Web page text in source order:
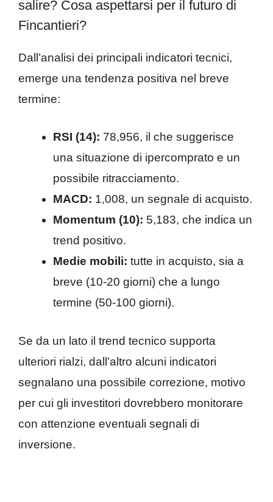
salire? Cosa aspettarsi per il futuro di
Fincantieri?
Dall’analisi dei principali indicatori tecnici,
emerge una tendenza positiva nel breve
termine:
RSI (14): 78,956, il che suggerisce
una situazione di ipercomprato e un
possibile ritracciamento.
MACD: 1,008, un segnale di acquisto.
Momentum (10): 5,183, che indica un
trend positivo.
Medie mobili: tutte in acquisto, sia a
breve (10-20 giorni) che a lungo
termine (50-100 giorni).
Se da un lato il trend tecnico supporta
ulteriori rialzi, dall’altro alcuni indicatori
segnalano una possibile correzione, motivo
per cui gli investitori dovrebbero monitorare
con attenzione eventuali segnali di
inversione.